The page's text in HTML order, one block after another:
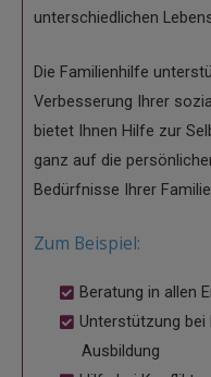
unterschiedlichen
Die Familienhilfe
Verbesserung Ihrer
bietet Ihnen Hilfe zur
ganz auf die
Bedürfnisse Ihrer
Zum Beispiel:
Beratung in allen
Unterstützung bei
Ausbildung